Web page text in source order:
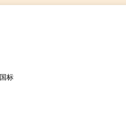
标